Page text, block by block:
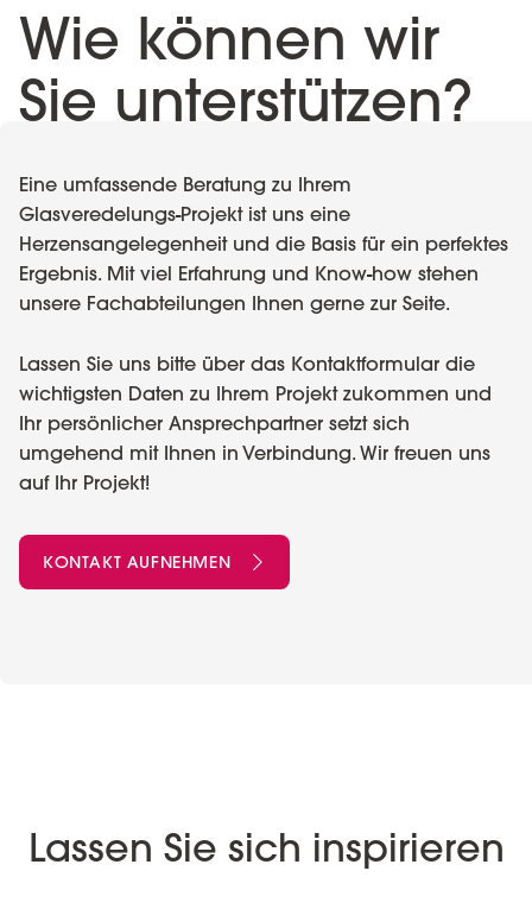
Wie können wir
Sie unterstützen?
Eine umfassende Beratung zu Ihrem
Glasveredelungs-Projekt ist uns eine
Herzensangelegenheit und die Basis für ein perfektes
Ergebnis. Mit viel Erfahrung und Know-how stehen
unsere Fachabteilungen Ihnen gerne zur Seite.
Lassen Sie uns bitte über das Kontaktformular die
wichtigsten Daten zu Ihrem Projekt zukommen und
Ihr persönlicher Ansprechpartner setzt sich
umgehend mit Ihnen in Verbindung. Wir freuen uns
auf Ihr Projekt!
KONTAKT AUFNEHMEN
Lassen Sie sich inspirieren